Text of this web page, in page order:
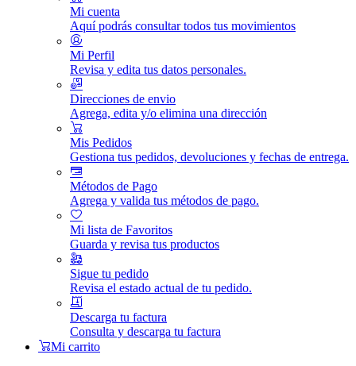
Mi cuenta
Aquí podrás consultar todos tus movimientos
Mi Perfil
Revisa y edita tus datos personales.
Direcciones de envio
Agrega, edita y/o elimina una dirección
Mis Pedidos
Gestiona tus pedidos, devoluciones y fechas de entrega.
Métodos de Pago
Agrega y valida tus métodos de pago.
Mi lista de Favoritos
Guarda y revisa tus productos
Sigue tu pedido
Revisa el estado actual de tu pedido.
Descarga tu factura
Consulta y descarga tu factura
Mi carrito